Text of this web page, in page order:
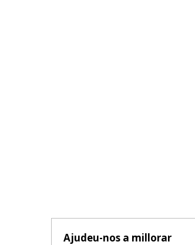
Ajudeu-nos a millorar